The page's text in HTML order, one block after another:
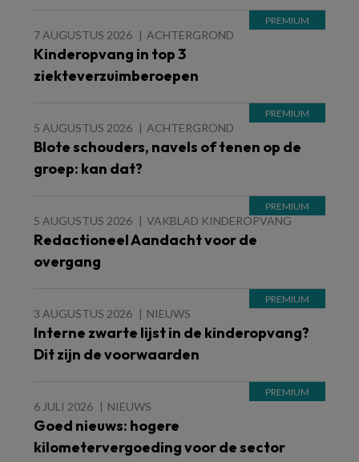
7 AUGUSTUS 2026 ACHTERGROND
Kinderopvang in top 3
ziekteverzuimberoepen
5 AUGUSTUS 2026 ACHTERGROND
Blote schouders, navels of tenen op de
groep: kan dat?
5 AUGUSTUS 2026 VAKBLAD KINDEROPVANG
Redactioneel Aandacht voor de
overgang
3 AUGUSTUS 2026 NIEUWS
Interne zwarte lijst in de kinderopvang?
Dit zijn de voorwaarden
6 JULI 2026 NIEUWS
Goed nieuws: hogere
kilometervergoeding voor de sector